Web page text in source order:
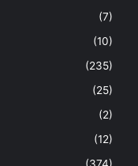
(7)
(10)
(235)
(25)
(2)
(12)